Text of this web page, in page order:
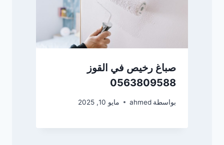
صباغ رخيص في القوز
0563809588
بواسطة ahmed مايو 10, 2025